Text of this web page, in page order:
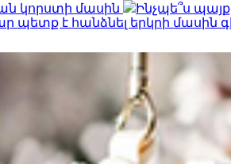
կորստի մասին
Ինչպե՞ս
է հանձնել երկրի մասին